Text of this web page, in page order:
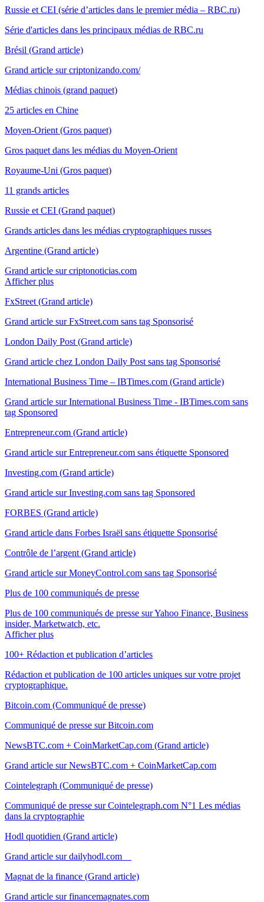
Russie et CEI (série d’articles dans le premier média – RBC.ru)
Série d'articles dans les principaux médias de RBC.ru
Brésil (Grand article)
Grand article sur criptonizando.com/
Médias chinois (grand paquet)
25 articles en Chine
Moyen-Orient (Gros paquet)
Gros paquet dans les médias du Moyen-Orient
Royaume-Uni (Gros paquet)
11 grands articles
Russie et CEI (Grand paquet)
Grands articles dans les médias cryptographiques russes
Argentine (Grand article)
Grand article sur criptonoticias.com
Afficher plus
FxStreet (Grand article)
Grand article sur FxStreet.com sans tag Sponsorisé
London Daily Post (Grand article)
Grand article chez London Daily Post sans tag Sponsorisé
International Business Time – IBTimes.com (Grand article)
Grand article sur International Business Time - IBTimes.com sans
tag Sponsored
Entrepreneur.com (Grand article)
Grand article sur Entrepreneur.com sans étiquette Sponsored
Investing.com (Grand article)
Grand article sur Investing.com sans tag Sponsored
FORBES (Grand article)
Grand article dans Forbes Israël sans étiquette Sponsorisé
Contrôle de l’argent (Grand article)
Grand article sur MoneyControl.com sans tag Sponsorisé
Plus de 100 communiqués de presse
Plus de 100 communiqués de presse sur Yahoo Finance, Business
insider, Marketwatch, etc.
Afficher plus
100+ Rédaction et publication d’articles
Rédaction et publication de 100 articles uniques sur votre projet
cryptographique.
Bitcoin.com (Communiqué de presse)
Communiqué de presse sur Bitcoin.com
NewsBTC.com + CoinMarketCap.com (Grand article)
Grand article sur NewsBTC.com + CoinMarketCap.com
Cointelegraph (Communiqué de presse)
Communiqué de presse sur Cointelegraph.com N°1 Les médias
dans la cryptographie
Hodl quotidien (Grand article)
Grand article sur dailyhodl.com
Magnat de la finance (Grand article)
Grand article sur financemagnates.com